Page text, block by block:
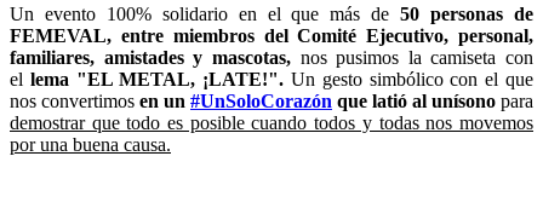
Un evento 100% solidario en el que más de50 personas de
FEMEVAL, entre miembros del Comité Ejecutivo, personal,
familiares, amistadesy mascotas,nos pusimos la camiseta con
el lema "EL METAL, ¡LATE!".Un gesto simbólico con el que
nos convertimos en un #UnSoloCorazón que latió al unísono para
demostrar que todo es posible cuando todos y todas nos movemos
por una buena causa.